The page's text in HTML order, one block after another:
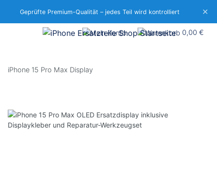
Geprüfte Premium-Qualität – jedes Teil wird kontrolliert ✕
0,00 €
iPhone 15 Pro Max Display